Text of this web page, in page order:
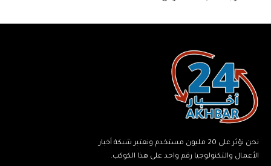
نحن نؤثر على 20 مليون مستخدم ونعتبر شبكة أخبار
الأعمال والتكنولوجيا رقم واحد على هذا الكوكب.